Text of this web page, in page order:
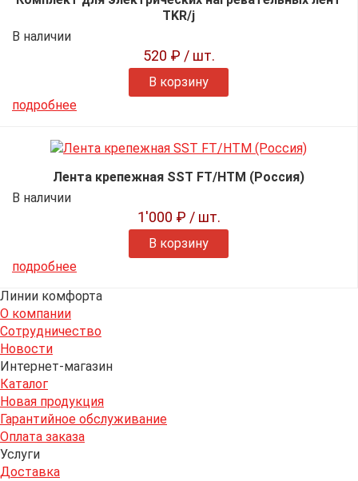
TKR/j
В наличии
520 ₽ / шт.
В корзину
подробнее
Лента крепежная SST FT/HTM (Россия)
В наличии
1'000 ₽ / шт.
В корзину
подробнее
Линии комфорта
О компании
Сотрудничество
Новости
Интернет-магазин
Каталог
Новая продукция
Гарантийное обслуживание
Оплата заказа
Услуги
Доставка